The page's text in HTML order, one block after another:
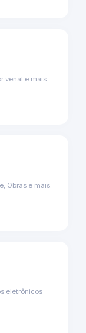
venal e mais.
Obras e mais.
eletrônicos